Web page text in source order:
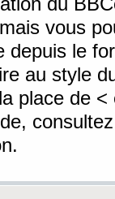
vous
depuis le
au style
place de <